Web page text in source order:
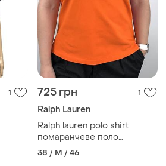
1 725 грн 1
Ralph Lauren
Ralph lauren polo shirt
помаранчеве поло
підлітковий xl підійде на
жіночий м
38 / M / 46